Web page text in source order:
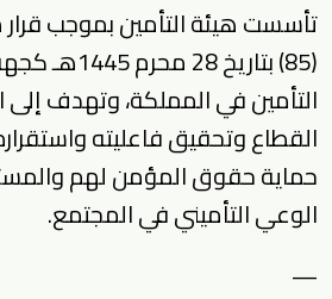
تأسست هيئة التأمين بموجب
(85) بتاريخ
التأمين في المملكة، وتهدف
القطاع وتحقيق فاعليته
حماية حقوق المؤمن لهم
الوعي التأميني في المجتمع.
—